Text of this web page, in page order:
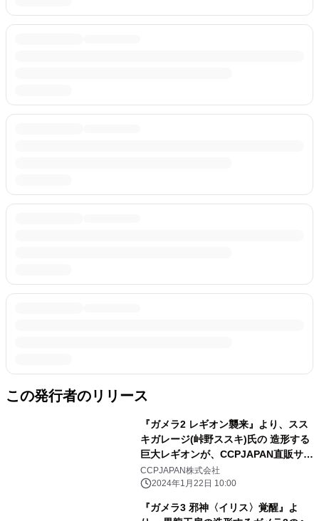
この発行者のリリース
『ガメラ2 レギオン襲来』より、スス
キガレージ(峠野ススキ)氏の 造形する
巨大レギオンが、CCPJAPAN直販サイ
トにて登場！
CCPJAPAN株式会社
2024年1月22日 10:00
『ガメラ3 邪神〈イリス〉覚醒』よ